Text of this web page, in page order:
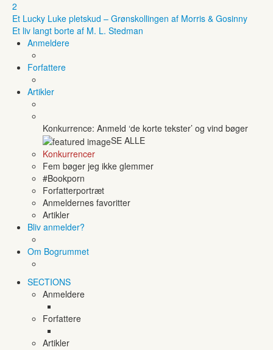
2
Et Lucky Luke pletskud – Grønskollingen af Morris & Gosinny
Et liv langt borte af M. L. Stedman
Anmeldere
Forfattere
Artikler
Konkurrence: Anmeld ‘de korte tekster’ og vind bøger
SE ALLE
Konkurrencer
Fem bøger jeg ikke glemmer
#Bookporn
Forfatterportræt
Anmeldernes favoritter
Artikler
Bliv anmelder?
Om Bogrummet
SECTIONS
Anmeldere
Forfattere
Artikler